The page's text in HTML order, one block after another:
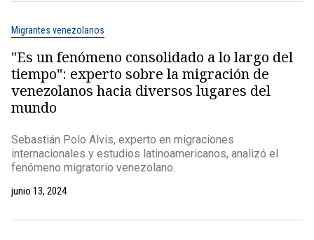
Migrantes venezolanos
"Es un fenómeno consolidado a lo largo del
tiempo": experto sobre la migración de
venezolanos hacia diversos lugares del
mundo
Sebastián Polo Alvis, experto en migraciones
internacionales y estudios latinoamericanos, analizó el
fenómeno migratorio venezolano.
junio 13, 2024